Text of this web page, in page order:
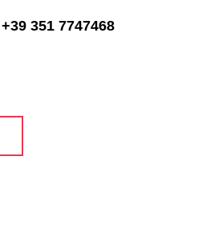
+39 351 7747468